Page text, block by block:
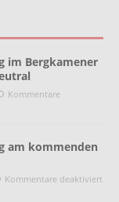
im Bergkamener
Kommentare
am kommenden
Kommentare deaktiviert